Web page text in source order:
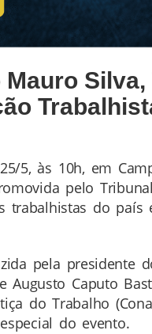
Silva,
5, às 10h, em
pelo
trabalhistas do
pela presidente
Caputo
do Trabalho
do evento.